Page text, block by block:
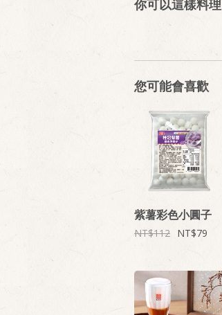
你可以這樣料理
您可能會喜歡
紫薯彩色小圓子
112 79